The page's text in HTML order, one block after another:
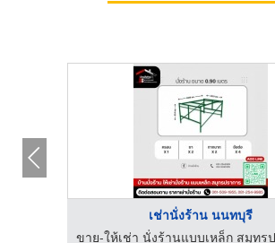
เช่านั่งร้าน นนทบุรี